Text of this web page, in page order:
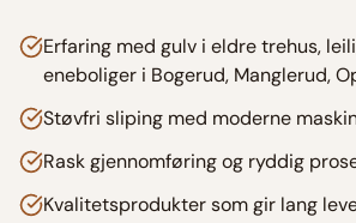
Erfaring med gulv i eldre trehus,
eneboliger i Bogerud, Manglerud,
Støvfri sliping med moderne
Rask gjennomføring og ryddig
Kvalitetsprodukter som gir lang